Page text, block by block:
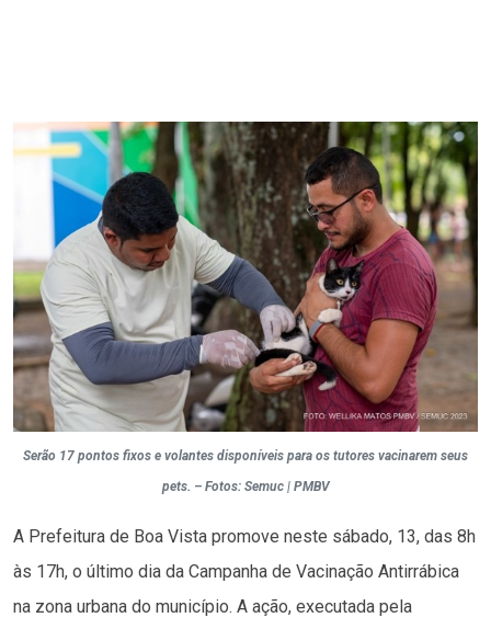
Serão 17 pontos fixos e volantes disponíveis para os tutores vacinarem seus
pets. – Fotos: Semuc | PMBV
A Prefeitura de Boa Vista promove neste sábado, 13, das 8h
às 17h, o último dia da Campanha de Vacinação Antirrábica
na zona urbana do município. A ação, executada pela